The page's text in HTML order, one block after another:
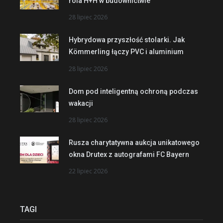
28 lipiec 2026
Hybrydowa przyszłość stolarki. Jak
Kömmerling łączy PVC i aluminium
28 lipiec 2026
Dom pod inteligentną ochroną podczas
wakacji
28 lipiec 2026
Rusza charytatywna aukcja unikatowego
okna Drutex z autografami FC Bayern
22 lipiec 2026
TAGI